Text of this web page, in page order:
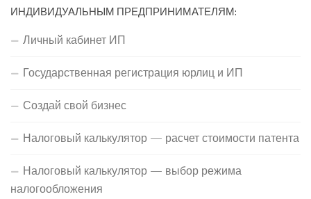
ИНДИВИДУАЛЬНЫМ ПРЕДПРИНИМАТЕЛЯМ:
Личный кабинет ИП
Государственная регистрация юрлиц и ИП
Создай свой бизнес
Налоговый калькулятор — расчет стоимости патента
Налоговый калькулятор — выбор режима
налогообложения